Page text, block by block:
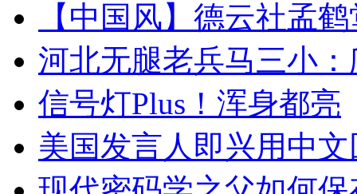
【中国风】德云社孟
河北无腿老兵马三小
信号灯Plus！浑身都亮
美国发言人即兴用中